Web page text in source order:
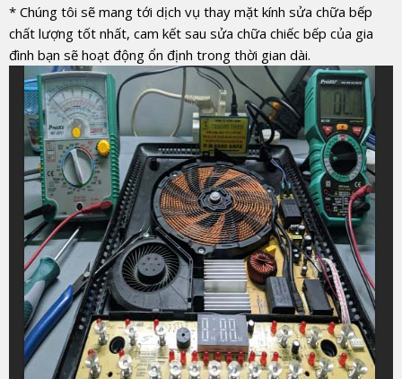
* Chúng tôi sẽ mang tới dịch vụ thay mặt kính sửa chữa bếp
chất lượng tốt nhất, cam kết sau sửa chữa chiếc bếp của gia
đình bạn sẽ hoạt động ổn định trong thời gian dài.